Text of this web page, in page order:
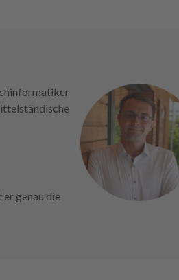
genau die